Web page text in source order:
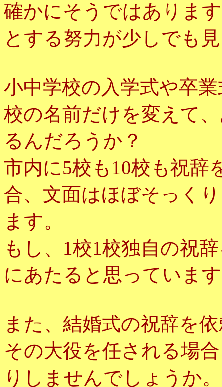
確かにそうではありま
とする努力が少しでも
小中学校の入学式や卒
校の名前だけを変えて
るんだろうか？
市内に5校も10校も祝辞
合、文面はほぼそっく
ます。
もし、1校1校独自の祝
にあたると思っていま
また、結婚式の祝辞を
その大役を任される場
りしませんでしょうか。